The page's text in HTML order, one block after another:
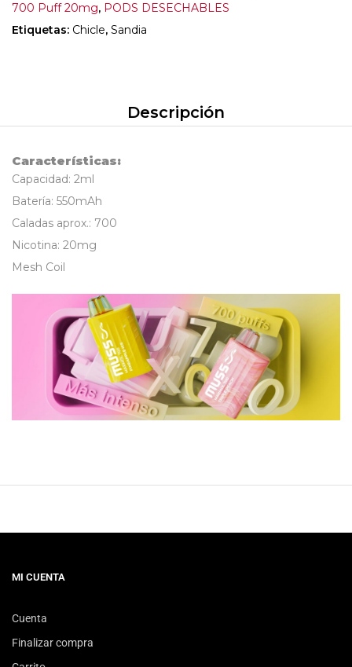
700 Puff 20mg, PODS DESECHABLES
Etiquetas: Chicle, Sandia
Descripción
Características:
Capacidad: 2ml
Batería: 550mAh
Caladas aprox.: 700
Nicotina: 20mg
Mesh Coil
MI CUENTA
Cuenta
Finalizar compra